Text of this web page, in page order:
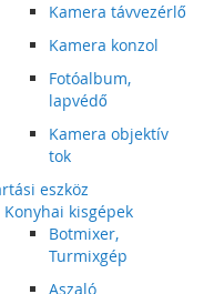
Kamera távvezérlő
Kamera konzol
Fotóalbum,
lapvédő
Kamera objektív
tok
eszköz
Konyhai kisgépek
Botmixer,
Turmixgép
Aszaló